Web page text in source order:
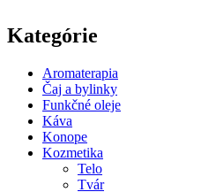
Kategórie
Aromaterapia
Čaj a bylinky
Funkčné oleje
Káva
Konope
Kozmetika
Telo
Tvár